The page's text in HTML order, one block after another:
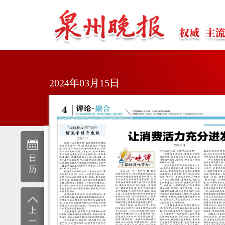
日
历
上
一
2024年03月15日